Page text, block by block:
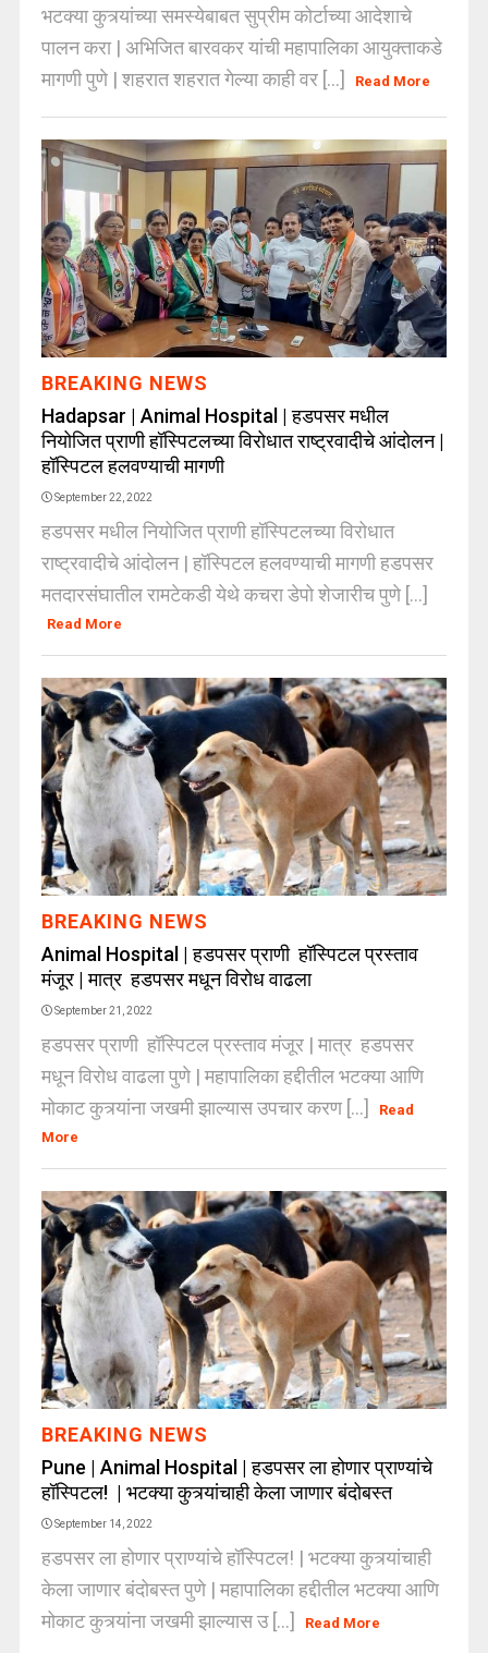
भटक्या कुत्र्यांच्या समस्येबाबत सुप्रीम कोर्टाच्या आदेशाचे
पालन करा | अभिजित बारवकर यांची महापालिका आयुक्ताकडे
मागणी पुणे | शहरात शहरात गेल्या काही वर [...]
Read More
BREAKING NEWS
Hadapsar | Animal Hospital | हडपसर मधील
नियोजित प्राणी हॉस्पिटलच्या विरोधात राष्ट्रवादीचे आंदोलन |
हॉस्पिटल हलवण्याची मागणी
September 22, 2022
हडपसर मधील नियोजित प्राणी हॉस्पिटलच्या विरोधात
राष्ट्रवादीचे आंदोलन | हॉस्पिटल हलवण्याची मागणी हडपसर
मतदारसंघातील रामटेकडी येथे कचरा डेपो शेजारीच पुणे [...]
Read More
BREAKING NEWS
Animal Hospital | हडपसर प्राणी हॉस्पिटल प्रस्ताव
मंजूर | मात्र हडपसर मधून विरोध वाढला
September 21, 2022
हडपसर प्राणी हॉस्पिटल प्रस्ताव मंजूर | मात्र हडपसर
मधून विरोध वाढला पुणे | महापालिका हद्दीतील भटक्या आणि
मोकाट कुत्र्यांना जखमी झाल्यास उपचार करण [...]
Read
More
BREAKING NEWS
Pune | Animal Hospital | हडपसर ला होणार प्राण्यांचे
हॉस्पिटल! | भटक्या कुत्र्यांचाही केला जाणार बंदोबस्त
September 14, 2022
हडपसर ला होणार प्राण्यांचे हॉस्पिटल! | भटक्या कुत्र्यांचाही
केला जाणार बंदोबस्त पुणे | महापालिका हद्दीतील भटक्या आणि
मोकाट कुत्र्यांना जखमी झाल्यास उ [...]
Read More